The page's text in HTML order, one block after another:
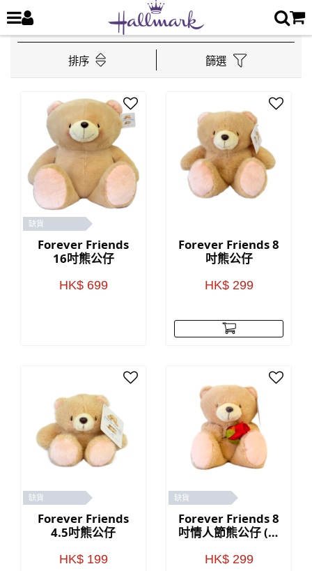
排序 篩選
缺貨
Forever Friends
16吋熊公仔
HK$ 699
Forever Friends 8
吋熊公仔
HK$ 299
缺貨
Forever Friends
4.5吋熊公仔
HK$ 199
缺貨
Forever Friends 8
吋情人節熊公仔 (玫
HK$ 299